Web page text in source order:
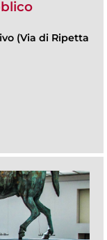
(Via di Ripetta